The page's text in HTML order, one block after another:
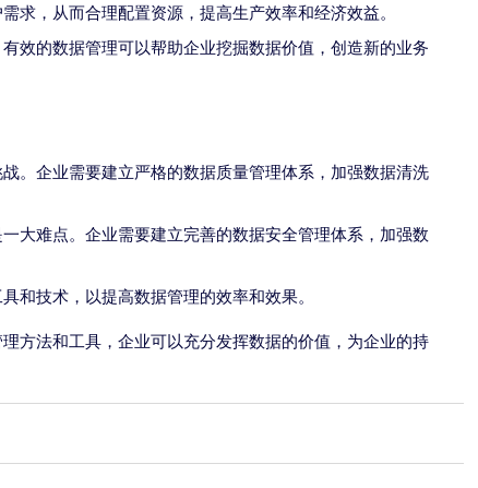
求，从而合理配置资源，提高生产效率和经济效益。
效的数据管理可以帮助企业挖掘数据价值，创造新的业务
。企业需要建立严格的数据质量管理体系，加强数据清洗
大难点。企业需要建立完善的数据安全管理体系，加强数
和技术，以提高数据管理的效率和效果。
方法和工具，企业可以充分发挥数据的价值，为企业的持